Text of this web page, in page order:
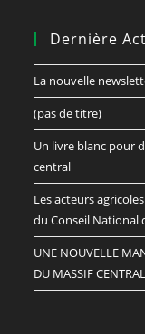
Dernière
La nouvelle
(pas de titre)
Un livre blanc pour
central
Les acteurs
du Conseil National
UNE NOUVELLE
DU MASSIF CENTRAL